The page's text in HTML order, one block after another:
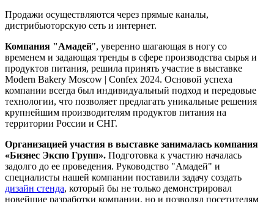
Продажи осуществляются через прямые каналы,
дистрибьюторскую сеть и интернет.
Компания "Амадей", уверенно шагающая в ногу со
временем и задающая тренды в сфере производства сырья и
продуктов питания, решила принять участие в выставке
Modern Bakery Moscow | Confex 2024. Основой успеха
компании всегда был индивидуальный подход и передовые
технологии, что позволяет предлагать уникальные решения
крупнейшим производителям продуктов питания на
территории России и СНГ.
Организацией участия в выставке занималась компания
«Бизнес Экспо Групп». Подготовка к участию началась
задолго до ее проведения. Руководство "Амадей" и
специалисты нашей компании поставили задачу создать
дизайн стенда, который бы не только демонстрировал
новейшие разработки компании, но и позволял посетителям